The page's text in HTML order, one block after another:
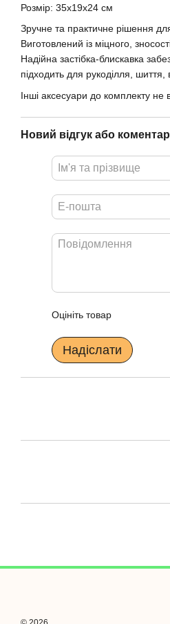
Розмір: 35х19х24 см
Зручне та практичне рішення
Виготовлений із міцного,
Надійна застібка-блискавка
підходить для рукоділля, шиття,
Інші аксесуари до комплекту не
Новий відгук або коментар
Оцініть товар
Надіслати